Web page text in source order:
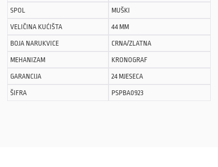
SPOL MUŠKI
VELIČINA KUĆIŠTA 44 MM
BOJA NARUKVICE CRNA/ZLATNA
MEHANIZAM KRONOGRAF
GARANCIJA 24 MJESECA
ŠIFRA PSPBA0923